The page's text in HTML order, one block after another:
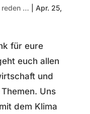
reden …
Apr. 25,
für eure
euch allen
und
Uns
dem Klima